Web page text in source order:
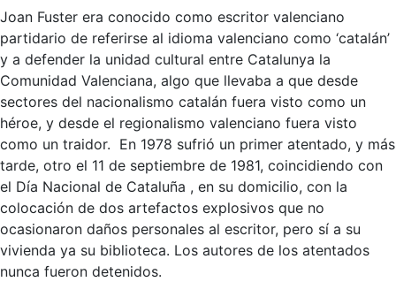
Joan Fuster era conocido como escritor valenciano
partidario de referirse al idioma valenciano como ‘catalán’
y a defender la unidad cultural entre Catalunya la
Comunidad Valenciana, algo que llevaba a que desde
sectores del nacionalismo catalán fuera visto como un
héroe, y desde el regionalismo valenciano fuera visto
como un traidor. En 1978 sufrió un primer atentado, y más
tarde, otro el 11 de septiembre de 1981, coincidiendo con
el Día Nacional de Cataluña , en su domicilio, con la
colocación de dos artefactos explosivos que no
ocasionaron daños personales al escritor, pero sí a su
vivienda ya su biblioteca. Los autores de los atentados
nunca fueron detenidos.